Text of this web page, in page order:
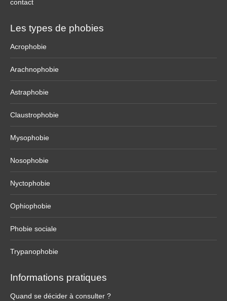
contact
Les types de phobies
Acrophobie
Arachnophobie
Astraphobie
Claustrophobie
Mysophobie
Nosophobie
Nyctophobie
Ophiophobie
Phobie sociale
Trypanophobie
Informations pratiques
Quand se décider à consulter ?